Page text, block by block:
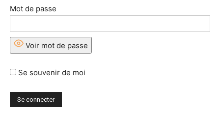
Mot de passe
Voir mot de passe
Se souvenir de moi